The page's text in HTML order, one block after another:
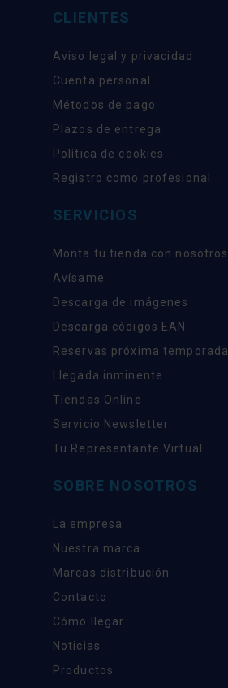
CLIENTES
Aviso legal y privacidad
Cuenta personal
Métodos de pago
Plazos de entrega
Política de cookies
Registro como profesional
SERVICIOS
Monta tu tienda con nosotros
Avísame
Descarga de imágenes
Descarga códigos EAN
Reservas próxima temporada
Llegada inminente
Tiendas Online
Servicio Newsletter
Tu Representante Virtual
SOBRE NOSOTROS
La empresa
Nuestra marca
Marcas distribución
Contacto
Cómo llegar
Noticias
Productos